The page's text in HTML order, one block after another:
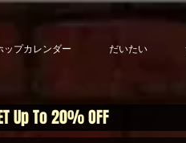
ップカレンダー だいたい
Up To 20% OFF